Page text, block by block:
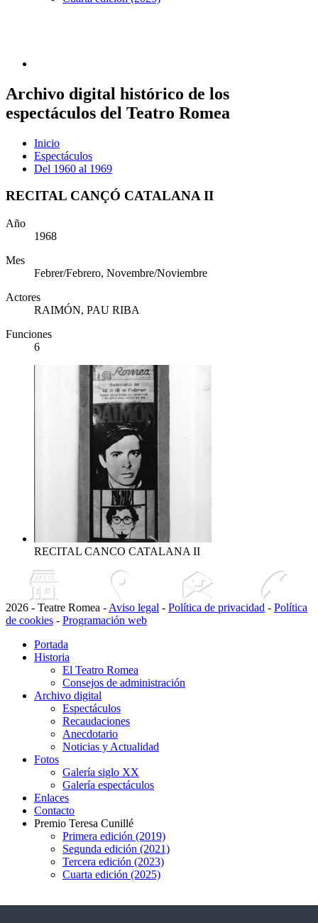
Archivo digital histórico de los
espectáculos del Teatro Romea
Inicio
Espectáculos
Del 1960 al 1969
RECITAL CANÇÓ CATALANA II
Año
1968
Mes
Febrer/Febrero, Novembre/Noviembre
Actores
RAIMÓN, PAU RIBA
Funciones
6
RECITAL CANCO CATALANA II
2026 - Teatre Romea - Aviso legal - Política de privacidad - Política
de cookies - Programación web
Portada
Historia
El Teatro Romea
Consejos de administración
Archivo digital
Espectáculos
Recaudaciones
Anecdotario
Noticias y Actualidad
Fotos
Galería siglo XX
Galería espectáculos
Enlaces
Contacto
Premio Teresa Cunillé
Primera edición (2019)
Segunda edición (2021)
Tercera edición (2023)
Cuarta edición (2025)